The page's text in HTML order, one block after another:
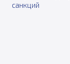
санкций